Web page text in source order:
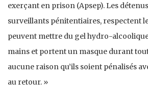
exerçant en prison (Apsep). Les
surveillants pénitentiaires, respectent
peuvent mettre du gel hydro-
mains et portent un masque durant
aucune raison qu’ils soient pénalisés
au retour. »